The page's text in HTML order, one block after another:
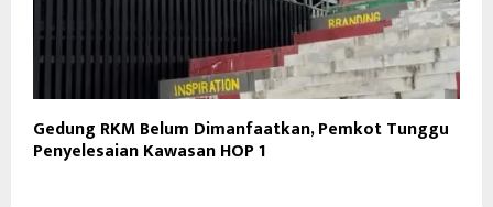
Gedung RKM Belum Dimanfaatkan, Pemkot Tunggu
Penyelesaian Kawasan HOP 1